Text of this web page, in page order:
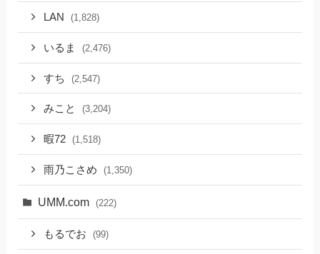
LAN (1,828)
いるま (2,476)
すち (2,547)
みこと (3,204)
暇72 (1,518)
雨乃こさめ (1,350)
UMM.com (222)
もるでお (99)